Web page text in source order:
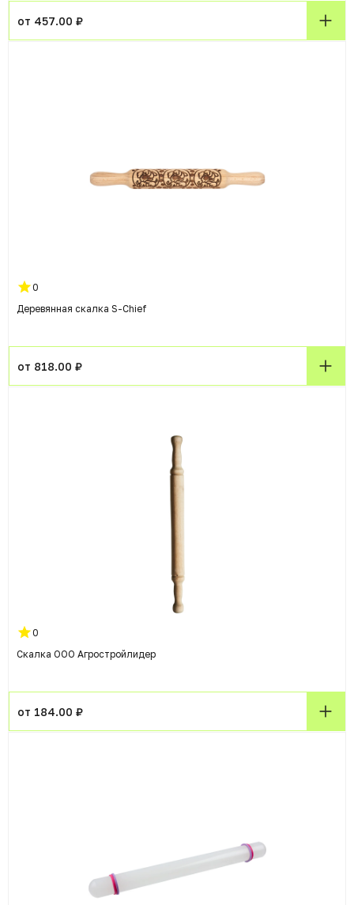
от 457.00 ₽
0
Деревянная скалка S-Chief
от 818.00 ₽
0
Скалка ООО Агростройлидер
от 184.00 ₽